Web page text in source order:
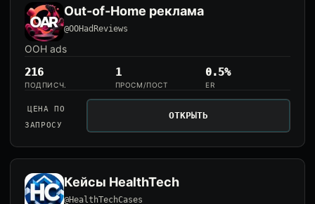
Out-of-Home реклама
@OOHadReviews
OOH ads
216
ПОДПИСЧ.
1
ПРОСМ/ПОСТ
0.5%
ER
ЦЕНА ПО
ЗАПРОСУ
ОТКРЫТЬ
Кейсы HealthTech
@HealthTechCases